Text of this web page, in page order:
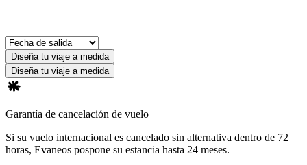
Diseña tu viaje a medida
Diseña tu viaje a medida
Garantía de cancelación de vuelo
Si su vuelo internacional es cancelado sin alternativa dentro de 72
horas, Evaneos pospone su estancia hasta 24 meses.